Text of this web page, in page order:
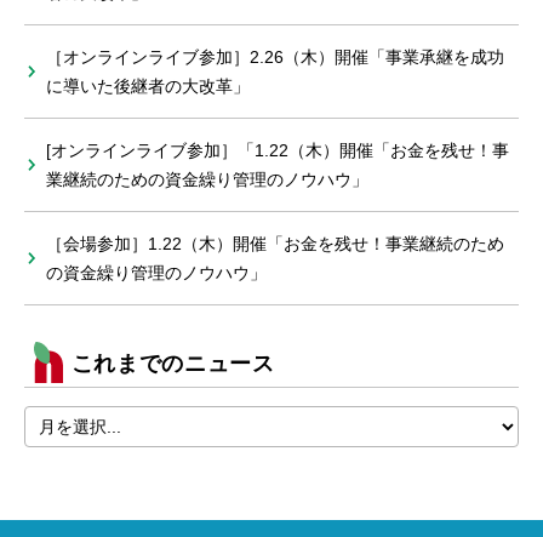
［オンラインライブ参加］2.26（木）開催「事業承継を成功
に導いた後継者の大改革」
[オンラインライブ参加］「1.22（木）開催「お金を残せ！事
業継続のための資金繰り管理のノウハウ」
［会場参加］1.22（木）開催「お金を残せ！事業継続のため
の資金繰り管理のノウハウ」
これまでのニュース